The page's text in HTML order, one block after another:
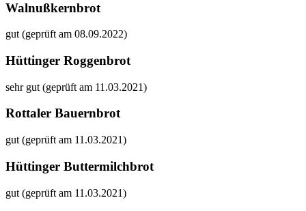
Walnußkernbrot
gut (geprüft am 08.09.2022)
Hüttinger Roggenbrot
sehr gut (geprüft am 11.03.2021)
Rottaler Bauernbrot
gut (geprüft am 11.03.2021)
Hüttinger Buttermilchbrot
gut (geprüft am 11.03.2021)